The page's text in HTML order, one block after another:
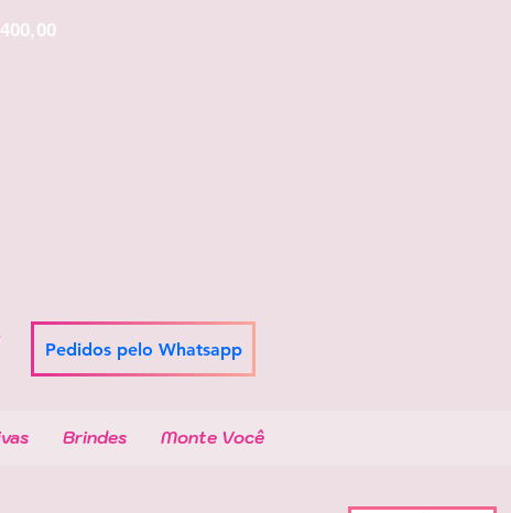
Pedidos pelo Whatsapp
Brindes Monte Você